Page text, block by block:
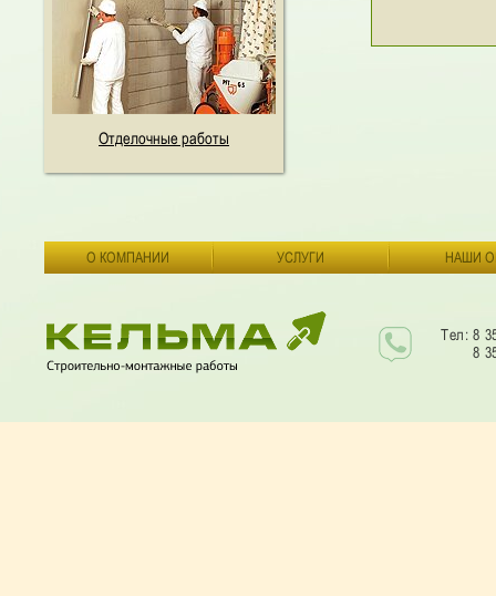
Отделочные работы
О КОМПАНИИ УСЛУГИ НАШИ
Тел: 8
8